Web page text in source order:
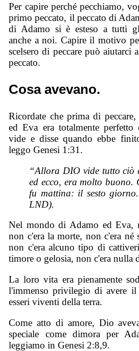
Per capire perché pecchiamo,
primo peccato, il peccato di
di Adamo si è esteso a tutti
anche a noi. Capire il motivo
scelsero di peccare può aiutarci
peccato.
Cosa avevano.
Ricordate che prima di
ed Eva era totalmente
vide e disse quando ebbe
leggo Genesi 1:31.
“Allora DIO vide tutto ciò
ed ecco, era molto buono.
fu mattina: il sesto
LND).
Nel mondo di Adamo ed Eva,
non c'era la morte, non c'era né
non c'era alcuno tipo di
timore o gelosia, non c'era nulla
La loro vita era pienamente
l'immenso privilegio di avere
esseri viventi della terra.
Come atto di amore, Dio
speciale come dimora per
leggiamo in Genesi 2:8,9.